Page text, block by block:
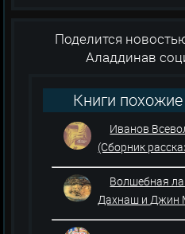
Поделится
Аладдинав
Книги
лампа
Иванов
(Сборник
Волшебная
Дахнаш и Джин